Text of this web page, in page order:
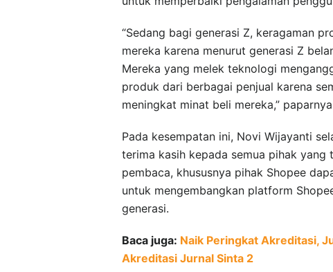
“Sedang bagi generasi Z, keragaman
mereka karena menurut generasi Z
Mereka yang melek teknologi
produk dari berbagai penjual karena
meningkat minat beli mereka,”
Pada kesempatan ini, Novi Wijayanti
terima kasih kepada semua pihak
pembaca, khususnya pihak Shopee
untuk mengembangkan platform
generasi.
Baca juga: Naik Peringkat Akreditasi,
Akreditasi Jurnal Sinta 2